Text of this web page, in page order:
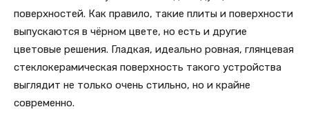
поверхностей. Как правило, такие плиты и поверхности
выпускаются в чёрном цвете, но есть и другие
цветовые решения. Гладкая, идеально ровная, глянцевая
стеклокерамическая поверхность такого устройства
выглядит не только очень стильно, но и крайне
современно.